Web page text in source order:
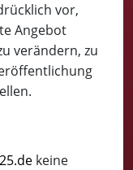
vor,
Angebot
verändern, zu
keine